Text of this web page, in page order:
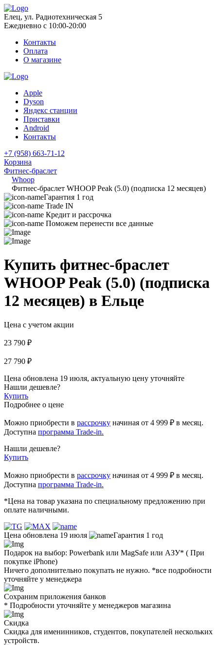
Елец, ул. Радиотехническая 5
Ежедневно с 10:00-20:00
Контакты
Оплата
О магазине
Apple
Dyson
Яндекс станции
Приставки
Android
Контакты
+7 (958) 663-71-12
Корзина
Фитнес-браслет
Whoop
Фитнес-браслет WHOOP Peak (5.0) (подписка 12 месяцев)
Гарантия 1 год
Trade IN
Кредит и рассрочка
Поможем перенести все данные
Купить фитнес-браслет
WHOOP Peak (5.0) (подписка
12 месяцев) в Ельце
Цена с учетом акции
23 790 ₽
27 790 ₽
Цена обновлена 19 июля, актуальную цену уточняйте
Нашли дешевле?
Купить
Подробнее о цене
Можно приобрести в рассрочку начиная от 4 999 ₽ в месяц.
Доступна программа Trade-in.
Нашли дешевле?
Купить
Можно приобрести в рассрочку начиная от 4 999 ₽ в месяц.
Доступна программа Trade-in.
*Цена на товар указана по специальному предложению при
оплате наличными.
Цена обновлена 19 июля Гарантия 1 год
Подарок на выбор: Powerbank или MagSafe или AЗУ* ( При
покупке iPhone)
Ничего дополнительно покупать не нужно. *все подробности
уточняйте у менеджера
Сохраним приложения банков
* Подробности уточняйте у менеджеров магазина
Скидка
Скидка для именинников, студентов, покупателей нескольких
устройств.